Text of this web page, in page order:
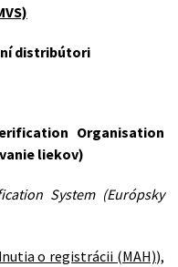
distribútori
Organisation
liekov)
System (Európsky
o registrácii (MAH)),